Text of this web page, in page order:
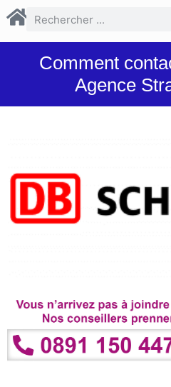
Comment
Agence